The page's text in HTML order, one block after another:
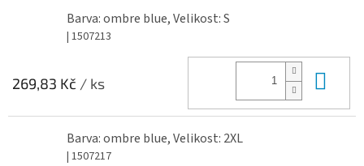
Barva: ombre blue, Velikost: S
| 1507213
269,83 Kč / ks
Barva: ombre blue, Velikost: 2XL
| 1507217